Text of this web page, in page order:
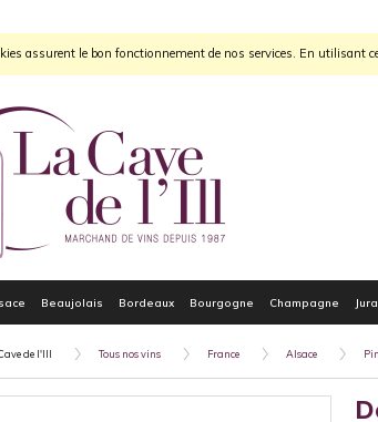
assurent le bon fonctionnement de nos services. En utilisant
Beaujolais Bordeaux Bourgogne Champagne
de l'Ill Tous nos vins France Alsace